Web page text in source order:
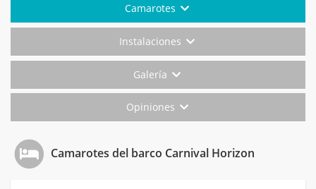
Camarotes
Instalaciones
Galería
Opiniones
Camarotes del barco Carnival Horizon